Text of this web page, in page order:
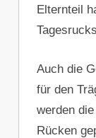
Elternteil
Auch die
für den
werden
Rücken